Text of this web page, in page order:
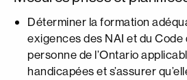
Déterminer la formation
exigences des NAI et du Code
personne de l’Ontario
handicapées et s’assurer